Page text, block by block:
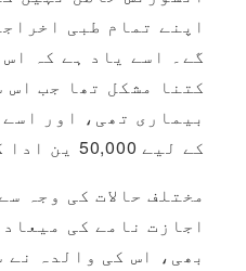
اپنے تمام طبی
گے۔ اسے یاد ہے کہ
کتنا مشکل تھا جب اس
بیماری تھی، اور
کے لیے 50,000 ین ادا کرنے پڑتے تھے۔
مختلف حالات کی وجہ
اجازت نامے کی
بھی، اس کی والدہ